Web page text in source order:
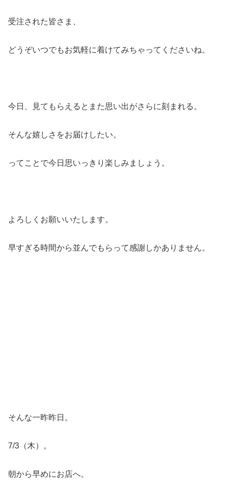
受注された皆さま、
どうぞいつでもお気軽に着けてみちゃってくださいね。
今日、見てもらえるとまた思い出がさらに刻まれる。
そんな嬉しさをお届けしたい。
ってことで今日思いっきり楽しみましょう。
よろしくお願いいたします。
早すぎる時間から並んでもらって感謝しかありません。
そんな一昨昨日。
7/3（木）。
朝から早めにお店へ。